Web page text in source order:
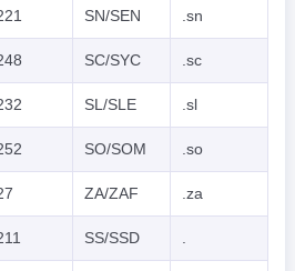
SN/SEN .sn
SC/SYC .sc
SL/SLE .sl
SO/SOM .so
ZA/ZAF .za
SS/SSD